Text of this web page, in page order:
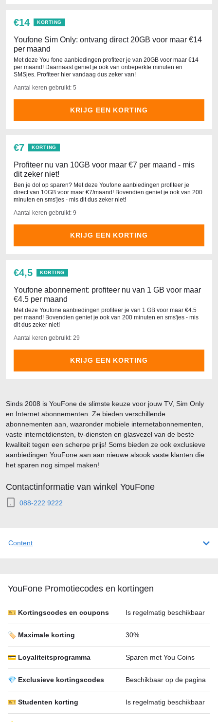
€14 KORTING
Youfone Sim Only: ontvang direct 20GB voor maar €14
per maand
Met deze You fone aanbiedingen profiteer je van 20GB voor maar €14
per maand! Daarnaast geniet je ook van onbeperkte minuten en
SMSjes. Profiteer hier vandaag dus zeker van!
Aantal keren gebruikt: 5
KRIJG EEN KORTING
€7 KORTING
Profiteer nu van 10GB voor maar €7 per maand - mis
dit zeker niet!
Ben je dol op sparen? Met deze Youfone aanbiedingen profiteer je
direct van 10GB voor maar €7/maand! Bovendien geniet je ook van 200
minuten en sms'jes - mis dit dus zeker niet!
Aantal keren gebruikt: 9
KRIJG EEN KORTING
€4,5 KORTING
Youfone abonnement: profiteer nu van 1 GB voor maar
€4.5 per maand
Met deze Youfone aanbiedingen profiteer je van 1 GB voor maar €4.5
per maand! Bovendien geniet je ook van 200 minuten en sms'jes - mis
dit dus zeker niet!
Aantal keren gebruikt: 29
KRIJG EEN KORTING
Content
YouFone Promotiecodes en kortingen
🎫 Kortingscodes en coupons Is regelmatig beschikbaar
🏷️ Maximale korting 30%
💳 Loyaliteitsprogramma Sparen met You Coins
💎 Exclusieve kortingscodes Beschikbaar op de pagina
🎫 Studenten korting Is regelmatig beschikbaar
Sinds 2008 is YouFone de slimste keuze voor jouw TV, Sim Only
en Internet abonnementen. Ze bieden verschillende
abonnementen aan, waaronder mobiele internetabonnementen,
vaste internetdiensten, tv-diensten en glasvezel van de beste
kwaliteit tegen een scherpe prijs! Soms bieden ze ook exclusieve
aanbiedingen YouFone aan aan nieuwe alsook vaste klanten die
het sparen nog simpel maken!
Contactinformatie van winkel YouFone
088-222 9222